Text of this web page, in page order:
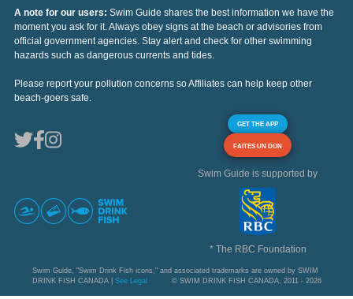
A note for our users: Swim Guide shares the best information we have the
moment you ask for it. Always obey signs at the beach or advisories from
official government agencies. Stay alert and check for other swimming
hazards such as dangerous currents and tides.
Please report your pollution concerns so Affiliates can help keep other
beach-goers safe.
GET THE APP
FAITES UN DON
Swim Guide is supported by
* The RBC Foundation
Swim Guide, "Swim Drink Fish icons," and associated trademarks are owned by SWIM
DRINK FISH CANADA | See Legal © SWIM DRINK FISH CANADA, 2011 - 2026